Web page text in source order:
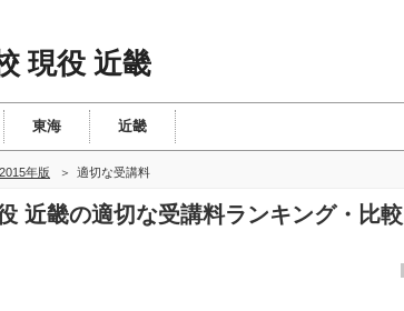
現役 近畿
東海 近畿
2015年版 適切な受講料
近畿の適切な受講料ランキング・比較